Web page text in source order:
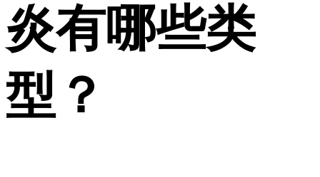
炎有哪些类
型？